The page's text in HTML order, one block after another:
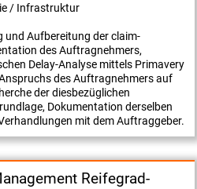
/ Infrastruktur
und Aufbereitung der claim-
des Auftragnehmers,
Delay-Analyse mittels Primavery
des Auftragnehmers auf
der diesbezüglichen
Dokumentation derselben
mit dem Auftraggeber.
Reifegrad-